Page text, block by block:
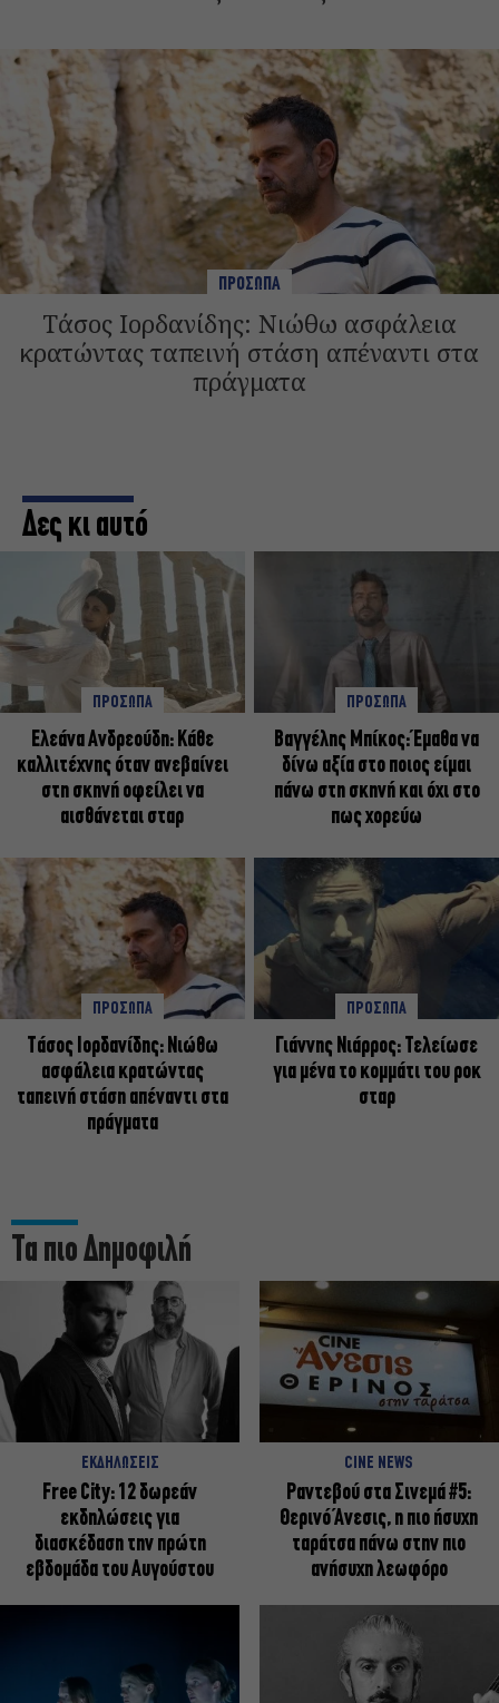
ΠΡΟΣΩΠΑ
Tάσος Ιορδανίδης: Νιώθω ασφάλεια
κρατώντας ταπεινή στάση απέναντι στα
πράγματα
Δες κι αυτό
ΠΡΟΣΩΠΑ
Ελεάνα Ανδρεούδη: Κάθε
καλλιτέχνης όταν ανεβαίνει
στη σκηνή οφείλει να
αισθάνεται σταρ
ΠΡΟΣΩΠΑ
Βαγγέλης Μπίκος: Έμαθα να
δίνω αξία στο ποιος είμαι
πάνω στη σκηνή και όχι στο
πως χορεύω
ΠΡΟΣΩΠΑ
Tάσος Ιορδανίδης: Νιώθω
ασφάλεια κρατώντας
ταπεινή στάση απέναντι στα
πράγματα
ΠΡΟΣΩΠΑ
Γιάννης Νιάρρος: Τελείωσε
για μένα το κομμάτι του ροκ
σταρ
Τα πιο Δημοφιλή
ΕΚΔΗΛΩΣΕΙΣ
Free City: 12 δωρεάν
εκδηλώσεις για
διασκέδαση την πρώτη
εβδομάδα του Αυγούστου
CINE NEWS
Ραντεβού στα Σινεμά #5:
Θερινό Άνεσις, η πιο ήσυχη
ταράτσα πάνω στην πιο
ανήσυχη λεωφόρο